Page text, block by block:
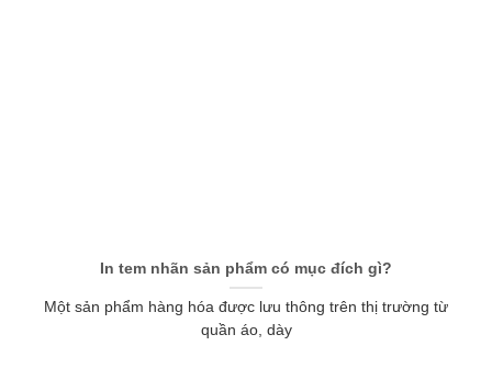
In tem nhãn sản phẩm có mục đích gì?
Một sản phẩm hàng hóa được lưu thông trên thị trường từ
quần áo, dày